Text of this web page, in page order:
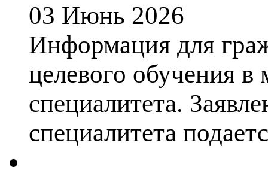
03 Июнь 2026
Информация для
целевого обучения
специалитета.
специалитета